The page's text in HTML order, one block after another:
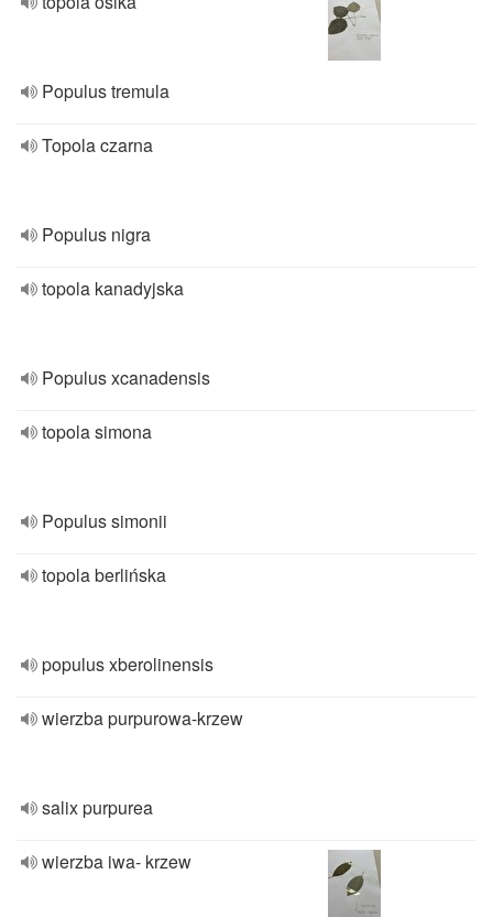
Populus tremula
Topola czarna
Populus nigra
topola kanadyjska
Populus xcanadensis
topola simona
Populus simonii
topola berlińska
populus xberolinensis
wierzba purpurowa-krzew
salix purpurea
wierzba iwa- krzew